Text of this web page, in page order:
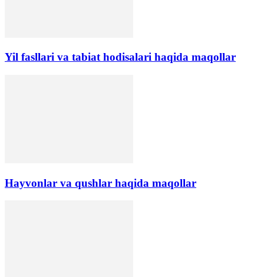
Yil fasllari va tabiat hodisalari haqida maqollar
Hayvonlar va qushlar haqida maqollar